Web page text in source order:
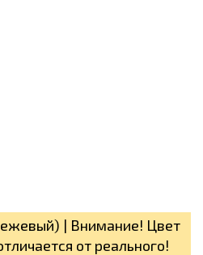
) | Внимание! Цвет
от реального!